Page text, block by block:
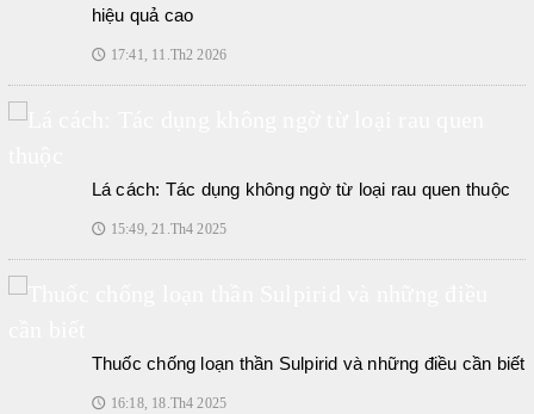
hiệu quả cao
🕔 17:41, 11.Th2 2026
Lá cách: Tác dụng không ngờ từ loại rau quen thuộc
🕔 15:49, 21.Th4 2025
Thuốc chống loạn thần Sulpirid và những điều cần biết
🕔 16:18, 18.Th4 2025